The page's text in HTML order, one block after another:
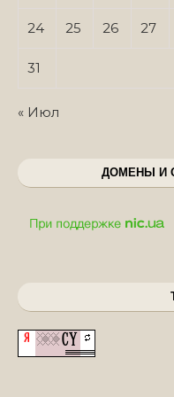
24 25 26 27
31
« Июл
ДОМЕНЫ И